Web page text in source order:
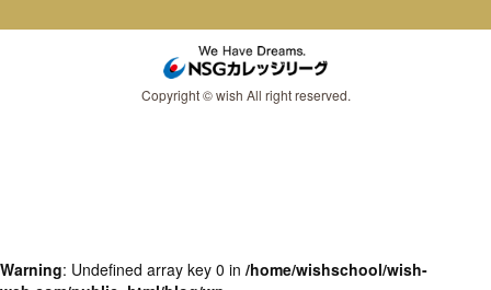
Copyright © wish All right reserved.
Warning: Undefined array key 0 in /home/wishschool/wish-